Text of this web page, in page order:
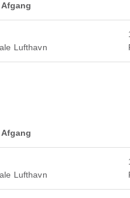
Afgang
Lufthavn
Afgang
Lufthavn